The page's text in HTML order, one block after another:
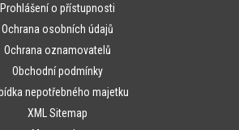
Prohlášení o přístupnosti
Ochrana osobních údajů
Ochrana oznamovatelů
Obchodní podmínky
nepotřebného majetku
XML Sitemap